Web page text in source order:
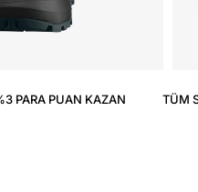
PARA PUAN KAZAN TÜM